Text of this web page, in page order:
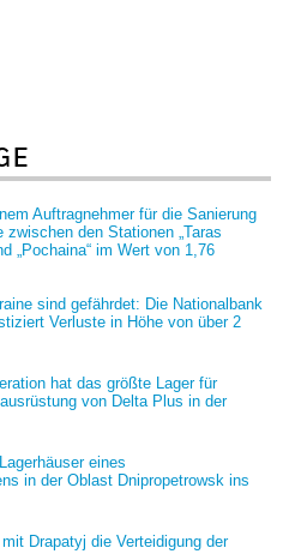
Auftragnehmer für die Sanierung
zwischen den Stationen „Taras
„Pochaina“ im Wert von 1,76
sind gefährdet: Die Nationalbank
Verluste in Höhe von über 2
hat das größte Lager für
von Delta Plus in der
eines
in der Oblast Dnipropetrowsk ins
Drapatyj die Verteidigung der